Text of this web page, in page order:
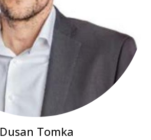
Dusan Tomka